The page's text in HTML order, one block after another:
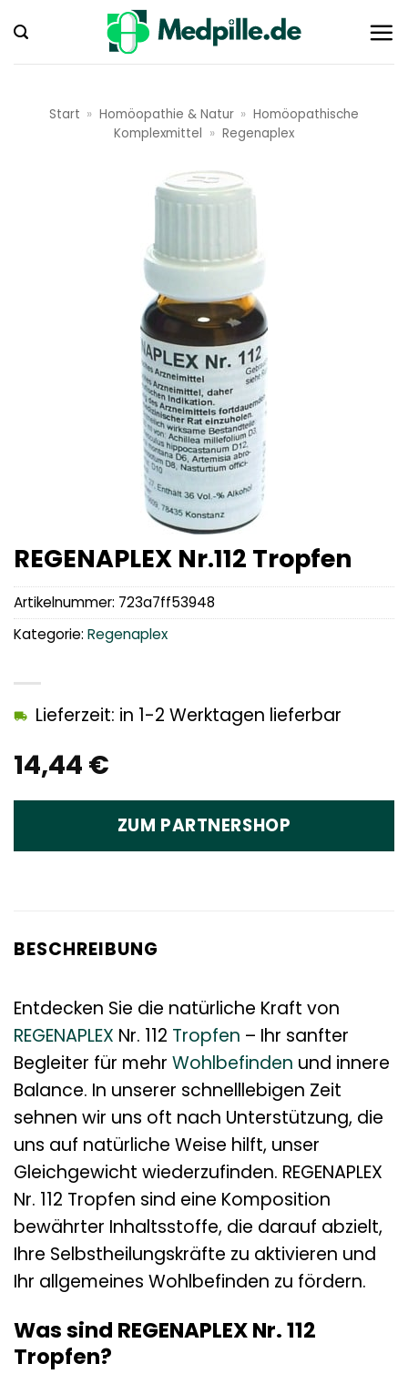
Inhalt
springen
Start » Homöopathie & Natur » Homöopathische
Komplexmittel » Regenaplex
REGENAPLEX Nr.112 Tropfen
14,44 €
Lieferzeit: in 1-2 Werktagen lieferbar
ZUM PARTNERSHOP
Artikelnummer: 723a7ff53948
Kategorie: Regenaplex
BESCHREIBUNG
Entdecken Sie die natürliche Kraft von
REGENAPLEX Nr. 112 Tropfen – Ihr sanfter
Begleiter für mehr Wohlbefinden und innere
Balance. In unserer schnelllebigen Zeit
sehnen wir uns oft nach Unterstützung, die
uns auf natürliche Weise hilft, unser
Gleichgewicht wiederzufinden. REGENAPLEX
Nr. 112 Tropfen sind eine Komposition
bewährter Inhaltsstoffe, die darauf abzielt,
Ihre Selbstheilungskräfte zu aktivieren und
Ihr allgemeines Wohlbefinden zu fördern.
Was sind REGENAPLEX Nr. 112
Tropfen?